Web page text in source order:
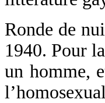
Ronde de
1940. Pour
un homme,